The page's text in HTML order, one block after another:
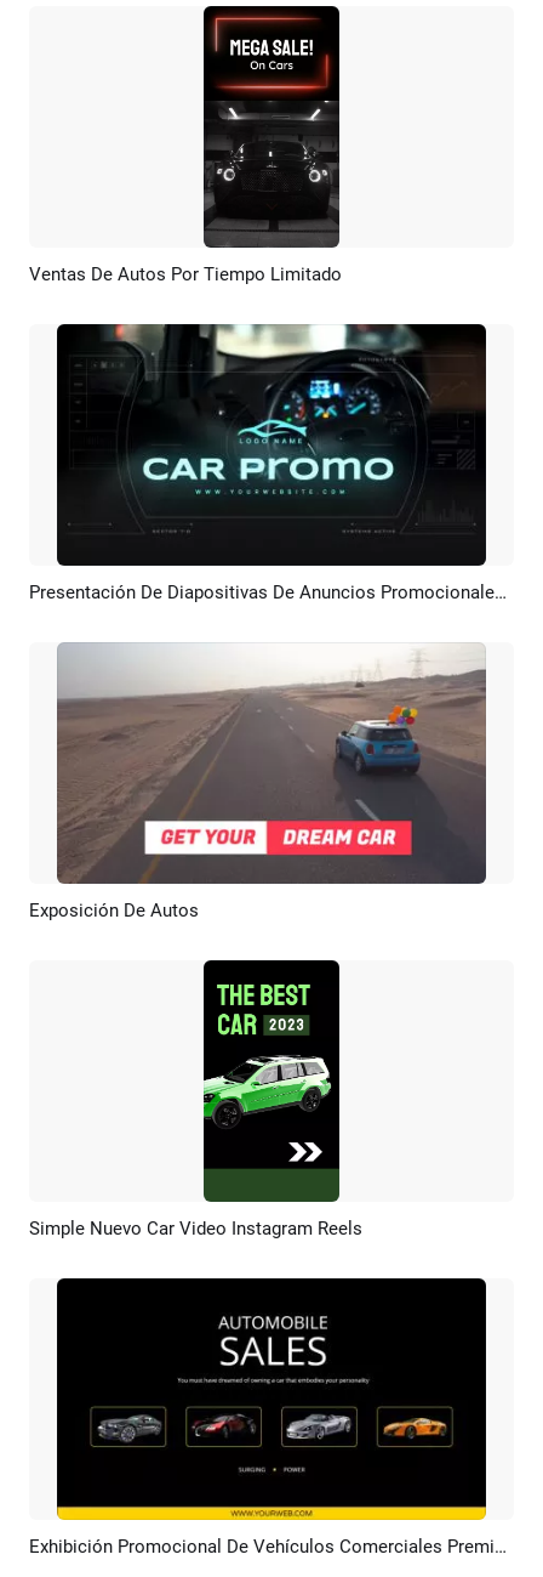
Previsualizar Crear IA
Ventas De Autos Por Tiempo Limitado
Previsualizar Crear IA Presentación De Diapositivas De Anuncios Promocionales De Ventas De Automóviles Nuevos Y Modernos Para Empresas
Previsualizar
Exposición De Autos
Previsualizar Crear IA
Simple Nuevo Car Video Instagram Reels
Previsualizar Crear IA Exhibición Promocional De Vehículos Comerciales Premium De Color Amarillo